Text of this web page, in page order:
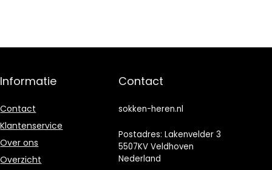
Informatie
Contact
Klantenservice
Over ons
Overzicht
Contact
sokken-heren.nl
Postadres: Lakenvelder 3
5507KV Veldhoven
Nederland